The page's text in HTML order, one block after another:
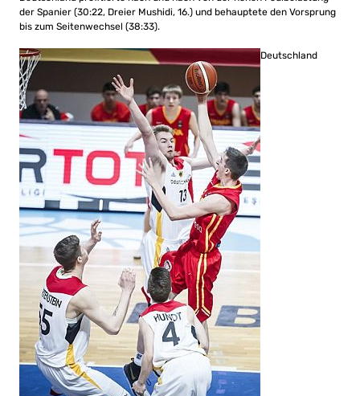
der Spanier (30:22, Dreier Mushidi, 16.) und behauptete den Vorsprung
bis zum Seitenwechsel (38:33).
Deutschland